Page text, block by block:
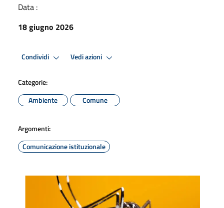
Data :
18 giugno 2026
Condividi Vedi azioni
Categorie:
Ambiente
Comune
Argomenti:
Comunicazione istituzionale